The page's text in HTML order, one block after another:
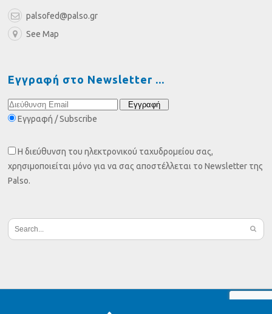
palsofed@palso.gr
See Map
Εγγραφή στο Newsletter
Εγγραφή / Subscribe
Η διεύθυνση του ηλεκτρονικού ταχυδρομείου σας,
χρησιμοποιείται μόνο για να σας αποστέλλεται το Newsletter της
Palso.